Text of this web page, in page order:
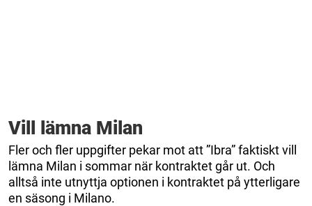
Vill lämna Milan
Fler och fler uppgifter pekar mot att ”Ibra” faktiskt vill
lämna Milan i sommar när kontraktet går ut. Och
alltså inte utnyttja optionen i kontraktet på ytterligare
en säsong i Milano.